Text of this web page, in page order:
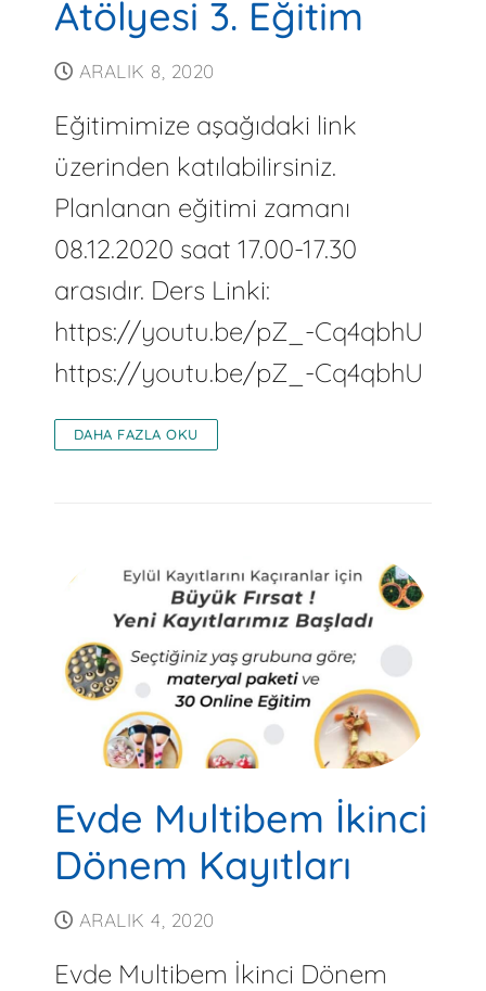
Atölyesi 3. Eğitim
ARALIK 8, 2020
Eğitimimize aşağıdaki link
üzerinden katılabilirsiniz.
Planlanan eğitimi zamanı
08.12.2020 saat 17.00-17.30
arasıdır. Ders Linki:
https://youtu.be/pZ_-Cq4qbhU
https://youtu.be/pZ_-Cq4qbhU
DAHA FAZLA OKU
Evde Multibem İkinci
Dönem Kayıtları
ARALIK 4, 2020
Evde Multibem İkinci Dönem